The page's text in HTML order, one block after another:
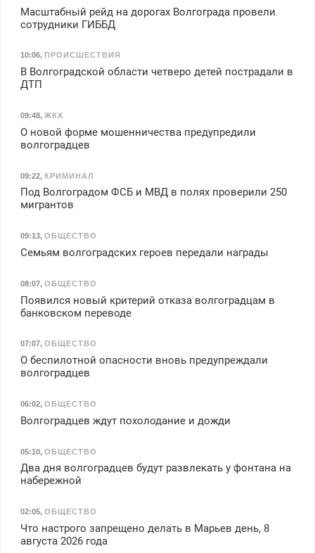
Масштабный рейд на дорогах Волгограда провели
сотрудники ГИББД
10:06, ПРОИСШЕСТВИЯ
В Волгоградской области четверо детей пострадали в
ДТП
09:48, ЖКХ
О новой форме мошенничества предупредили
волгоградцев
09:22, КРИМИНАЛ
Под Волгоградом ФСБ и МВД в полях проверили 250
мигрантов
09:13, ОБЩЕСТВО
Семьям волгоградских героев передали награды
08:07, ОБЩЕСТВО
Появился новый критерий отказа волгоградцам в
банковском переводе
07:07, ОБЩЕСТВО
О беспилотной опасности вновь предупреждали
волгоградцев
06:02, ОБЩЕСТВО
Волгоградцев ждут похолодание и дожди
05:10, ОБЩЕСТВО
Два дня волгоградцев будут развлекать у фонтана на
набережной
02:05, ОБЩЕСТВО
Что настрого запрещено делать в Марьев день, 8
августа 2026 года